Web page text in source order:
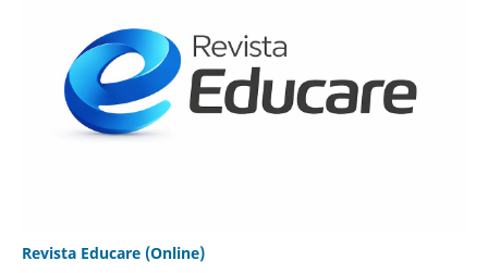
Revista Educare (Online)